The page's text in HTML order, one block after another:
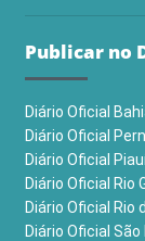
Publicar no
Diário Oficial
Diário Oficial
Diário Oficial
Diário Oficial Rio
Diário Oficial Rio
Diário Oficial São